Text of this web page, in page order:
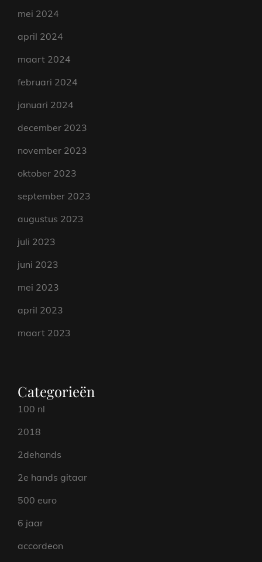
mei 2024
april 2024
maart 2024
februari 2024
januari 2024
december 2023
november 2023
oktober 2023
september 2023
augustus 2023
juli 2023
juni 2023
mei 2023
april 2023
maart 2023
Categorieën
100 nl
2018
2dehands
2e hands gitaar
500 euro
6 jaar
accordeon